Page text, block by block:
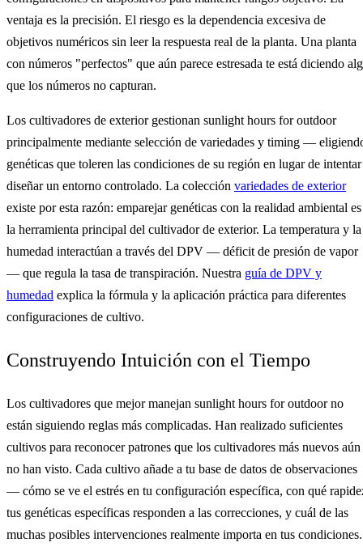
ventaja es la precisión. El riesgo es la dependencia excesiva de
objetivos numéricos sin leer la respuesta real de la planta. Una planta
con números "perfectos" que aún parece estresada te está diciendo
que los números no capturan.
Los cultivadores de exterior gestionan sunlight hours for outdoor
principalmente mediante selección de variedades y timing —
genéticas que toleren las condiciones de su región en lugar de intentar
diseñar un entorno controlado. La colección variedades de exterior
existe por esta razón: emparejar genéticas con la realidad ambiental es
la herramienta principal del cultivador de exterior. La temperatura y la
humedad interactúan a través del DPV — déficit de presión de vapor
— que regula la tasa de transpiración. Nuestra guía de DPV y
humedad explica la fórmula y la aplicación práctica para diferentes
configuraciones de cultivo.
Construyendo Intuición con el Tiempo
Los cultivadores que mejor manejan sunlight hours for outdoor no
están siguiendo reglas más complicadas. Han realizado suficientes
cultivos para reconocer patrones que los cultivadores más nuevos aún
no han visto. Cada cultivo añade a tu base de datos de observaciones
— cómo se ve el estrés en tu configuración específica, con qué
tus genéticas específicas responden a las correcciones, y cuál de las
muchas posibles intervenciones realmente importa en tus condiciones.